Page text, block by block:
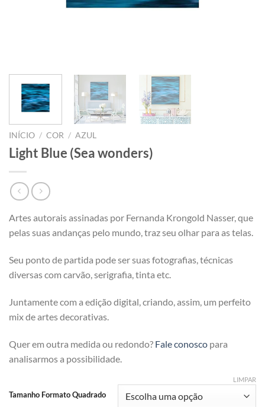
INÍCIO / COR / AZUL
Light Blue (Sea wonders)
Artes autorais assinadas por Fernanda Krongold Nasser, que
pelas suas andanças pelo mundo, traz seu olhar para as telas.
Seu ponto de partida pode ser suas fotografias, técnicas
diversas com carvão, serigrafia, tinta etc.
Juntamente com a edição digital, criando, assim, um perfeito
mix de artes decorativas.
Quer em outra medida ou redondo? Fale conosco para
analisarmos a possibilidade.
Tamanho Formato Quadrado
LIMPAR